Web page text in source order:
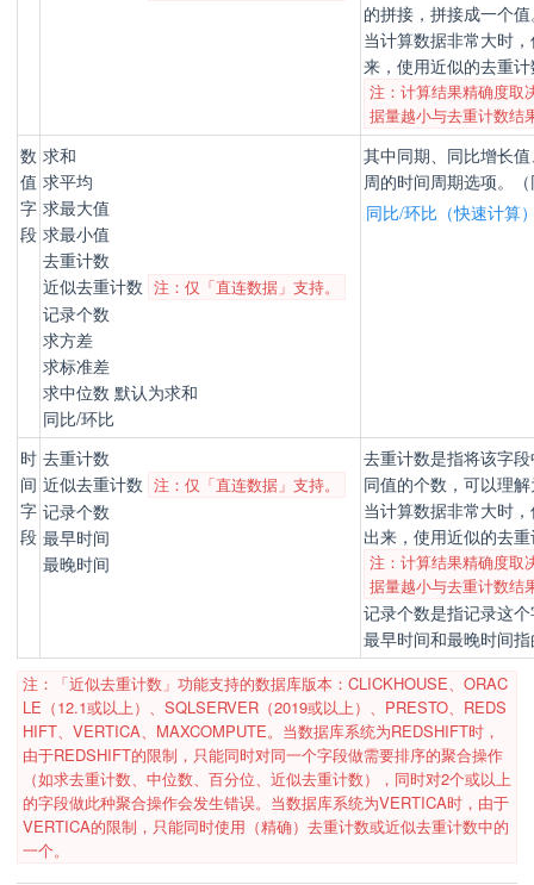
的拼接，拼接成一个
当计算数据非常大时
来，使用近似的去重
注：计算结果精确度取
据量越小与去重计数结
数
值
字
段
求和
求平均
求最大值
求最小值
去重计数
近似去重计数 注：仅「直连数据」支持。
记录个数
求方差
求标准差
求中位数 默认为求和
同比/环比
其中同期、同比增长
周的时间周期选项。
同比/环比（快速计算
时
间
字
段
去重计数
近似去重计数 注：仅「直连数据」支持。
记录个数
最早时间
最晚时间
去重计数是指将该字
同值的个数，可以理
当计算数据非常大时
出来，使用近似的去
注：计算结果精确度取
据量越小与去重计数结
记录个数是指记录这
最早时间和最晚时间
注：「近似去重计数」功能支持的数据库版本：CLICKHOUSE、ORAC
LE（12.1或以上）、SQLSERVER（2019或以上）、PRESTO、REDS
HIFT、VERTICA、MAXCOMPUTE。当数据库系统为REDSHIFT时，
由于REDSHIFT的限制，只能同时对同一个字段做需要排序的聚合操作
（如求去重计数、中位数、百分位、近似去重计数），同时对2个或以上
的字段做此种聚合操作会发生错误。当数据库系统为VERTICA时，由于
VERTICA的限制，只能同时使用（精确）去重计数或近似去重计数中的
一个。